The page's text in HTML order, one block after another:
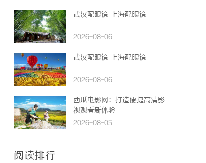
武汉配眼镜 上海配眼镜
2026-08-06
武汉配眼镜 上海配眼镜
2026-08-06
西瓜电影网：打造便捷高清影
视观看新体验
2026-08-05
阅读排行